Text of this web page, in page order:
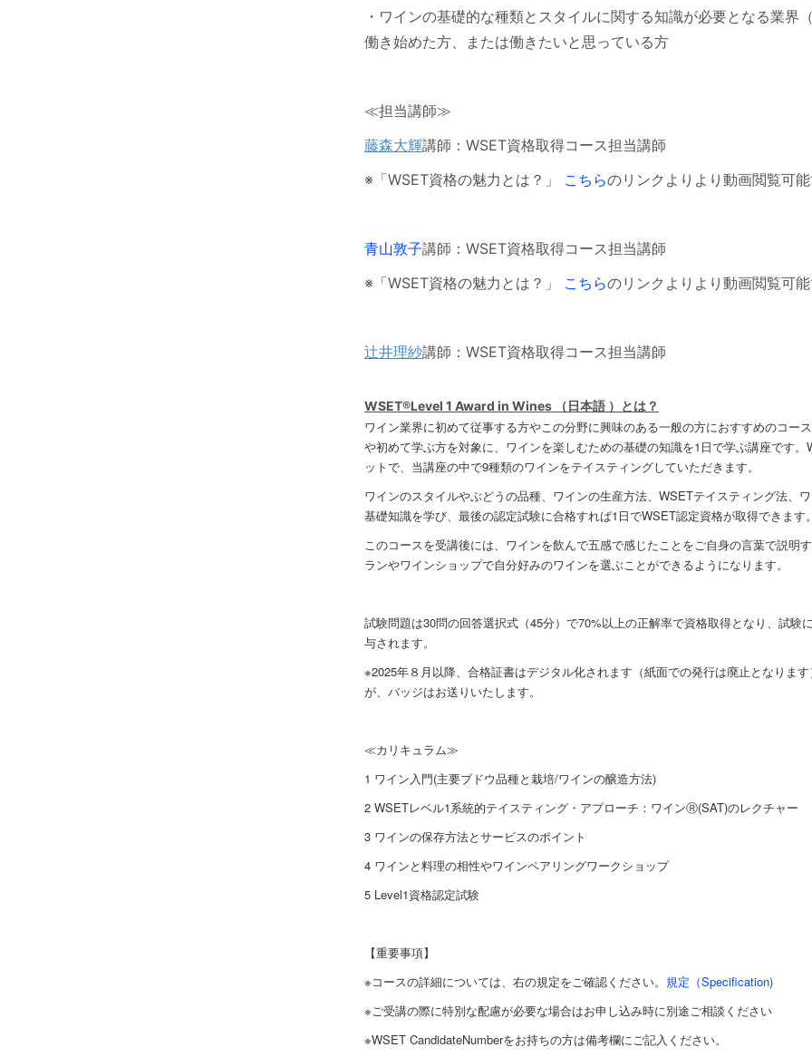
・ワインの基礎的な種類とスタイルに関する知識が必要となる業界
働き始めた方、または働きたいと思っている方
≪担当講師≫
藤森大輝講師：WSET資格取得コース担当講師
※「WSET資格の魅力とは？」 こちらのリンクよりより動画閲覧可
青山敦子講師：WSET資格取得コース担当講師
※「WSET資格の魅力とは？」 こちらのリンクよりより動画閲覧可
辻井理紗講師：WSET資格取得コース担当講師
WSET®Level 1 Award in Wines （日本語 ）とは？
ワイン業界に初めて従事する方やこの分野に興味のある一般の方におすすめのコー
や初めて学ぶ方を対象に、ワインを楽しむための基礎の知識を1日で学ぶ講座です
ットで、当講座の中で9種類のワインをテイスティングしていただきます。
ワインのスタイルやぶどうの品種、ワインの生産方法、WSETテイスティング法、
基礎知識を学び、最後の認定試験に合格すれば1日でWSET認定資格が取得できます
このコースを受講後には、ワインを飲んで五感で感じたことをご自身の言葉で説明
ランやワインショップで自分好みのワインを選ぶことができるようになります。
試験問題は30問の回答選択式（45分）で70%以上の正解率で資格取得となり、試験
与されます。
※2025年８月以降、合格証書はデジタル化されます（紙面での発行は廃止となりま
が、バッジはお送りいたします。
≪カリキュラム≫
1 ワイン入門(主要ブドウ品種と栽培/ワインの醸造方法)
2 WSETレベル1系統的テイスティング・アプローチ：ワインⓇ(SAT)のレクチャー
3 ワインの保存方法とサービスのポイント
4 ワインと料理の相性やワインペアリングワークショップ
5 Level1資格認定試験
【重要事項】
※コースの詳細については、右の規定をご確認ください。 規定（Specification)
※ご受講の際に特別な配慮が必要な場合はお申し込み時に別途ご相談ください
※WSET CandidateNumberをお持ちの方は備考欄にご記入ください。